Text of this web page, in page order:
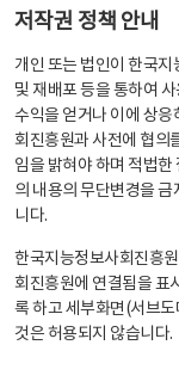
저작권 정책 안내
개인 또는 법인이 한국
및 재배포 등을 통하여
수익을 얻거나 이에 상
회진흥원과 사전에 협의
임을 밝혀야 하며 적법한
의 내용의 무단변경을
니다.
한국지능정보사회진흥
회진흥원에 연결됨을 표
록 하고 세부화면(서브
것은 허용되지 않습니다.